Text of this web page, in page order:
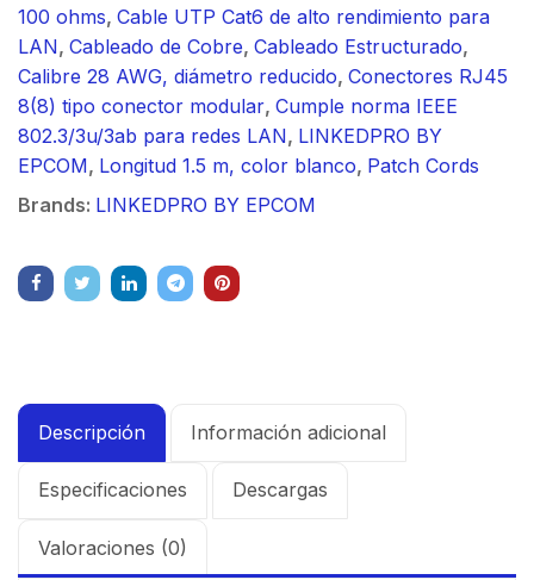
100 ohms, Cable UTP Cat6 de alto rendimiento para
LAN, Cableado de Cobre, Cableado Estructurado,
Calibre 28 AWG, diámetro reducido, Conectores RJ45
8(8) tipo conector modular, Cumple norma IEEE
802.3/3u/3ab para redes LAN, LINKEDPRO BY
EPCOM, Longitud 1.5 m, color blanco, Patch Cords
Brands: LINKEDPRO BY EPCOM
Descripción Información adicional
Especificaciones Descargas
Valoraciones (0)